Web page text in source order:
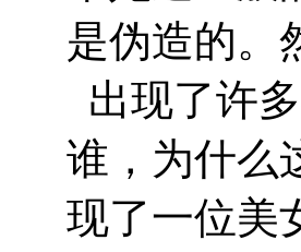
是伪造的。
出现了许
谁，为什么
现了一位美